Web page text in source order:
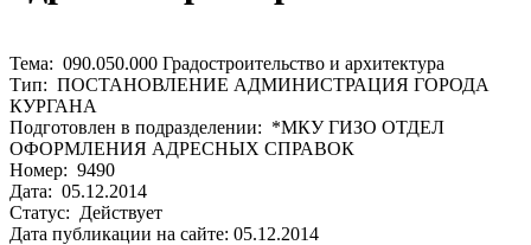
Тема: 090.050.000 Градостроительство и архитектура
Тип: ПОСТАНОВЛЕНИЕ АДМИНИСТРАЦИЯ ГОРОДА
КУРГАНА
Подготовлен в подразделении: *МКУ ГИЗО ОТДЕЛ
ОФОРМЛЕНИЯ АДРЕСНЫХ СПРАВОК
Номер: 9490
Дата: 05.12.2014
Статус: Действует
Дата публикации на сайте: 05.12.2014